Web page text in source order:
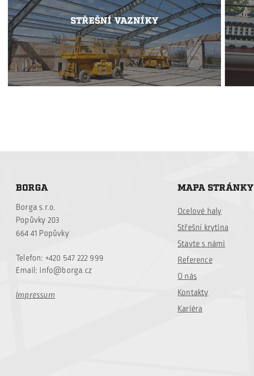
STŘEŠNÍ VAZNÍKY
BORGA
Borga s.r.o.
Popůvky 203
664 41 Popůvky
Telefon: +420 547 222 999
Email: info@borga.cz
Impressum
MAPA STRÁNKY
Ocelové haly
Střešní krytina
Stavte s námi
Reference
O nás
Kontakty
Kariéra